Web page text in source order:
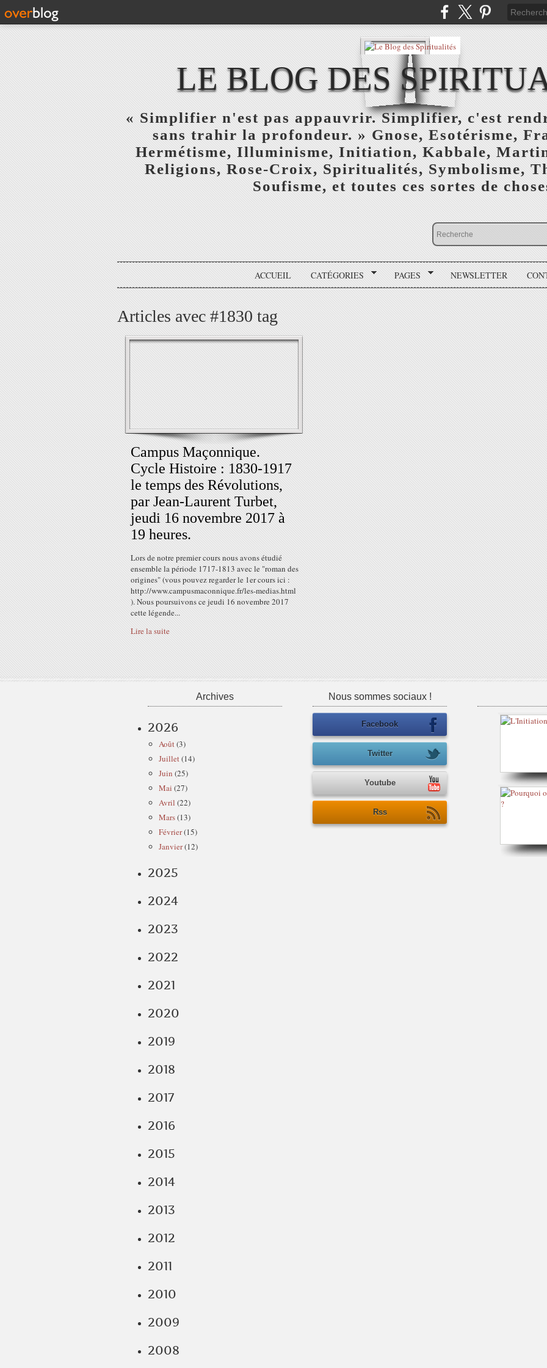
LE BLOG DES
« Simplifier n'est pas appauvrir. Simplifier, c'est
sans trahir la profondeur. » Gnose, Esotérisme,
Hermétisme, Illuminisme, Initiation, Kabbale,
Religions, Rose-Croix, Spiritualités, Symbolisme,
Soufisme, et toutes ces sortes de
ACCUEIL CATÉGORIES PAGES NEWSLETTER
Articles avec #1830 tag
Campus Maçonnique.
Cycle Histoire : 1830-1917
le temps des Révolutions,
par Jean-Laurent Turbet,
jeudi 16 novembre 2017 à
19 heures.
Lors de notre premier cours nous avons étudié
ensemble la période 1717-1813 avec le "roman des
origines" (vous pouvez regarder le 1er cours ici :
http://www.campusmaconnique.fr/les-medias.html
). Nous poursuivons ce jeudi 16 novembre 2017
cette légende...
Lire la suite
Archives
2026
Août(3)
Juillet(14)
Juin (25)
Mai (27)
Avril (22)
Mars(13)
Février(15)
Janvier(12)
2025
2024
2023
2022
2021
2020
2019
2018
2017
2016
2015
2014
2013
2012
2011
2010
2009
2008
Nous sommes sociaux !
Facebook
Twitter
Youtube
Rss